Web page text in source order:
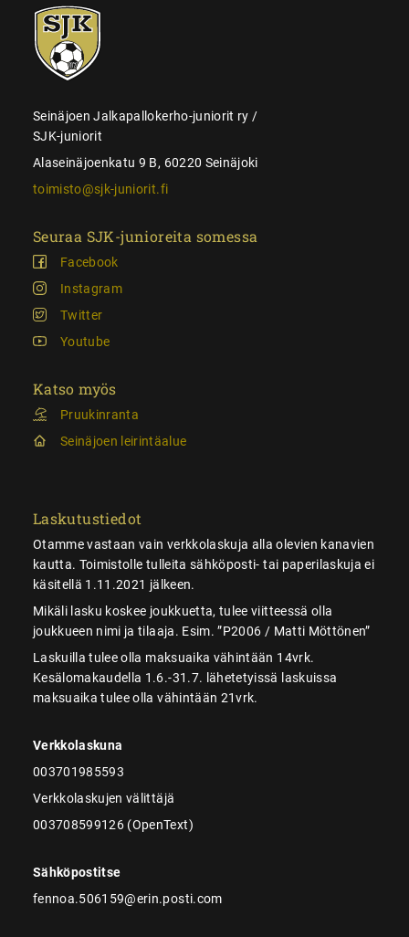
SJK-
juniorit
Seinäjoen Jalkapallokerho-juniorit ry /
SJK-juniorit
Alaseinäjoenkatu 9 B, 60220 Seinäjoki
toimisto@sjk-juniorit.fi
Seuraa SJK-junioreita somessa
Facebook
Instagram
Twitter
Youtube
Katso myös
Pruukinranta
Seinäjoen leirintäalue
Laskutustiedot
Otamme vastaan vain verkkolaskuja alla olevien kanavien
kautta. Toimistolle tulleita sähköposti- tai paperilaskuja ei
käsitellä 1.11.2021 jälkeen.
Mikäli lasku koskee joukkuetta, tulee viitteessä olla
joukkueen nimi ja tilaaja. Esim. ”P2006 / Matti Möttönen”
Laskuilla tulee olla maksuaika vähintään 14vrk.
Kesälomakaudella 1.6.-31.7. lähetetyissä laskuissa
maksuaika tulee olla vähintään 21vrk.
Verkkolaskuna
003701985593
Verkkolaskujen välittäjä
003708599126 (OpenText)
Sähköpostitse
fennoa.506159@erin.posti.com